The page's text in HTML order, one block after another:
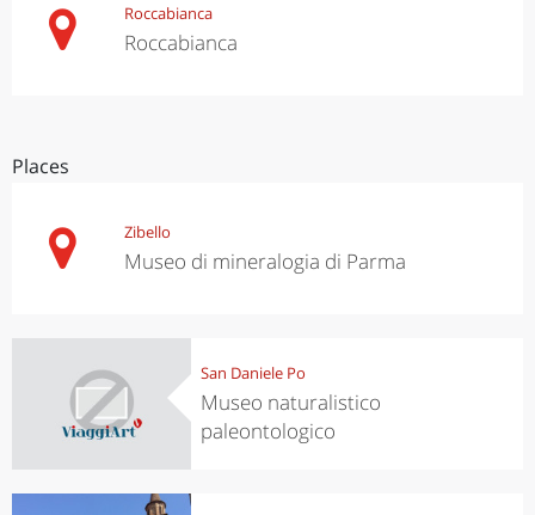
Roccabianca
Roccabianca
Places
Zibello
Museo di mineralogia di Parma
San Daniele Po
Museo naturalistico
paleontologico